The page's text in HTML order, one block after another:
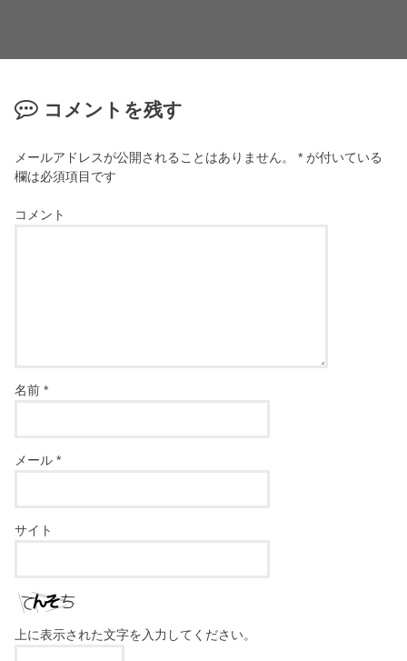
コメントを残す
メールアドレスが公開されることはありません。 * が付いている
欄は必須項目です
コメント
名前*
メール*
サイト
上に表示された文字を入力してください。